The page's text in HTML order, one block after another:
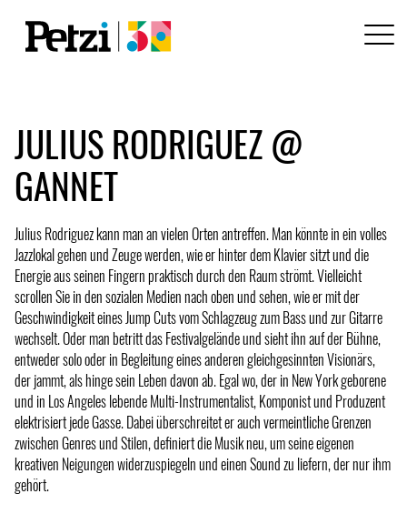
JULIUS RODRIGUEZ @
GANNET
Julius Rodriguez kann man an vielen Orten antreffen. Man könnte in ein volles
Jazzlokal gehen und Zeuge werden, wie er hinter dem Klavier sitzt und die
Energie aus seinen Fingern praktisch durch den Raum strömt. Vielleicht
scrollen Sie in den sozialen Medien nach oben und sehen, wie er mit der
Geschwindigkeit eines Jump Cuts vom Schlagzeug zum Bass und zur Gitarre
wechselt. Oder man betritt das Festivalgelände und sieht ihn auf der Bühne,
entweder solo oder in Begleitung eines anderen gleichgesinnten Visionärs,
der jammt, als hinge sein Leben davon ab. Egal wo, der in New York geborene
und in Los Angeles lebende Multi-Instrumentalist, Komponist und Produzent
elektrisiert jede Gasse. Dabei überschreitet er auch vermeintliche Grenzen
zwischen Genres und Stilen, definiert die Musik neu, um seine eigenen
kreativen Neigungen widerzuspiegeln und einen Sound zu liefern, der nur ihm
gehört.